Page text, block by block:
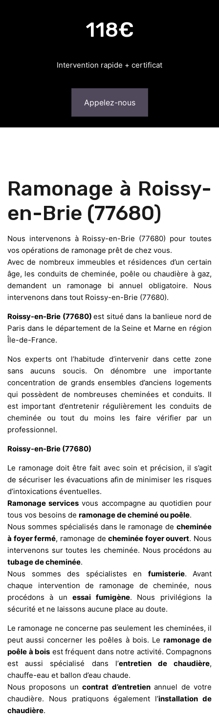
118€
Intervention rapide + certificat
Appelez-nous
Ramonage à Roissy-
en-Brie (77680)
Nous intervenons à Roissy-en-Brie (77680) pour toutes
vos opérations de ramonage prêt de chez vous.
Avec de nombreux immeubles et résidences d’un certain
âge, les conduits de cheminée, poêle ou chaudière à gaz,
demandent un ramonage bi annuel obligatoire. Nous
intervenons dans tout Roissy-en-Brie (77680).
Roissy-en-Brie (77680) est situé dans la banlieue nord de
Paris dans le département de la Seine et Marne en région
Île-de-France.
Nos experts ont l’habitude d’intervenir dans cette zone
sans aucuns soucis. On dénombre une importante
concentration de grands ensembles d’anciens logements
qui possèdent de nombreuses cheminées et conduits. Il
est important d’entretenir régulièrement les conduits de
cheminée ou tout du moins les faire vérifier par un
professionnel.
Roissy-en-Brie (77680)
Le ramonage doit être fait avec soin et précision, il s’agit
de sécuriser les évacuations afin de minimiser les risques
d’intoxications éventuelles.
Ramonage services vous accompagne au quotidien pour
tous vos besoins de ramonage de cheminé ou poêle.
Nous sommes spécialisés dans le ramonage de cheminée
à foyer fermé, ramonage decheminée foyer ouvert. Nous
intervenons sur toutes les cheminée. Nous procédons au
tubage de cheminée.
Nous sommes des spécialistes en fumisterie. Avant
chaque intervention de ramonage de cheminée, nous
procédons à unessai fumigène. Nous privilégions la
sécurité et ne laissons aucune place au doute.
Le ramonage ne concerne pas seulement les cheminées, il
peut aussi concerner les poêles à bois. Le ramonage de
poêle à bois est fréquent dans notre activité. Compagnons
est aussi spécialisé dans l’entretien de chaudière,
chauffe-eau et ballon d’eau chaude.
Nous proposons uncontrat d’entretienannuel de votre
chaudière. Nous pratiquons également l’installation de
chaudière.